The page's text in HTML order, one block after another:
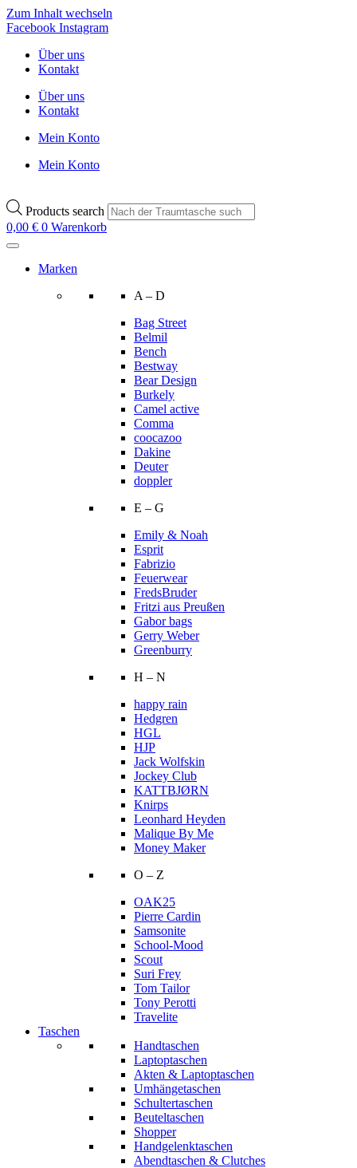
Zum Inhalt wechseln
Facebook Instagram
Über uns
Kontakt
Über uns
Kontakt
Mein Konto
Mein Konto
Products search
0,00 € 0 Warenkorb
Marken
A – D
Bag Street
Belmil
Bench
Bestway
Bear Design
Burkely
Camel active
Comma
coocazoo
Dakine
Deuter
doppler
E – G
Emily & Noah
Esprit
Fabrizio
Feuerwear
FredsBruder
Fritzi aus Preußen
Gabor bags
Gerry Weber
Greenburry
H – N
happy rain
Hedgren
HGL
HJP
Jack Wolfskin
Jockey Club
KATTBJØRN
Knirps
Leonhard Heyden
Malique By Me
Money Maker
O – Z
OAK25
Pierre Cardin
Samsonite
School-Mood
Scout
Suri Frey
Tom Tailor
Tony Perotti
Travelite
Taschen
Handtaschen
Laptoptaschen
Akten & Laptoptaschen
Umhängetaschen
Schultertaschen
Beuteltaschen
Shopper
Handgelenktaschen
Abendtaschen & Clutches